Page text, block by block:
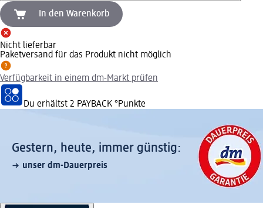
In den Warenkorb
Nicht lieferbar
Paketversand für das Produkt nicht möglich
Verfügbarkeit in einem dm-Markt prüfen
Du erhältst 2 PAYBACK °Punkte
Gestern, heute, immer günstig:
unser dm-Dauerpreis